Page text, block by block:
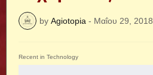
by Agiotopia - Μαΐου 29, 2018
Recent in Technology